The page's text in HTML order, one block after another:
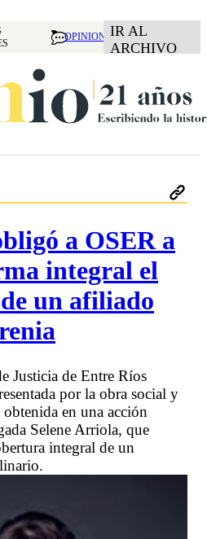
OPINION IR AL
ARCHIVO
a OSER a
integral el
un afiliado
Justicia de Entre Ríos
por la obra social y
en una acción
Selene Arriola, que
integral de un